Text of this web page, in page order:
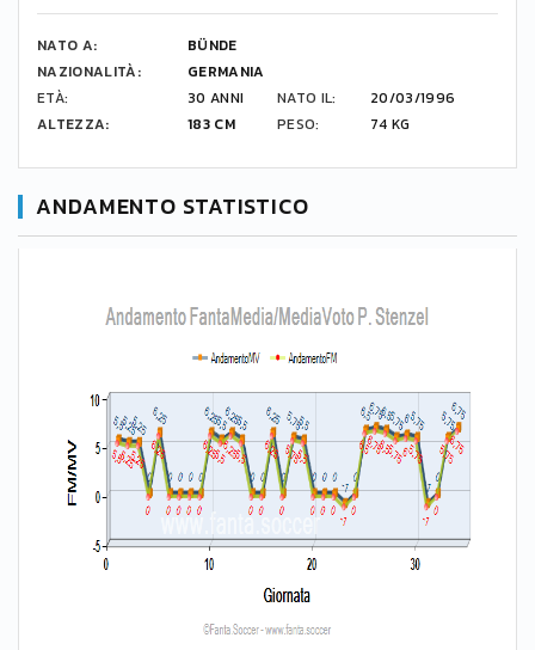
NATO A:
BÜNDE
NAZIONALITÀ:
GERMANIA
ETÀ:
30 ANNI NATO IL:
20/03/1996
ALTEZZA:
183 CM PESO: 74 KG
ANDAMENTO STATISTICO